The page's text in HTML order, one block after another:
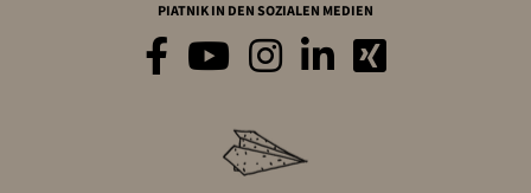
PIATNIK IN DEN SOZIALEN MEDIEN